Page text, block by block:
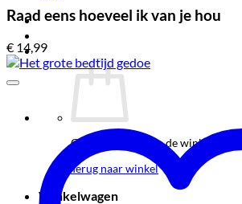
Geen producten in de winkelwagen.
Terug naar winkel
Winkelwagen
Raad eens hoeveel ik van je hou
€ 14,99